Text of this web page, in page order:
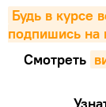
Будь в курсе
подпишись на
Смотреть